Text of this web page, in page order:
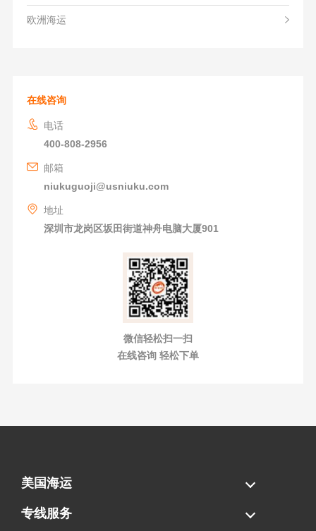
欧洲海运
在线咨询
电话
400-808-2956
邮箱
niukuguoji@usniuku.com
地址
深圳市龙岗区坂田街道神舟电脑大厦901
微信轻松扫一扫
在线咨询 轻松下单
美国海运
海运拼柜
海运整柜
美国海卡
加拿大海运
专线服务